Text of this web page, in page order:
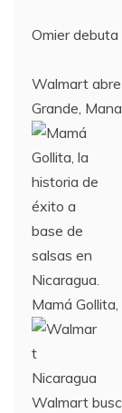
Omier
Walmart
Grande,
Mamá
Walmart